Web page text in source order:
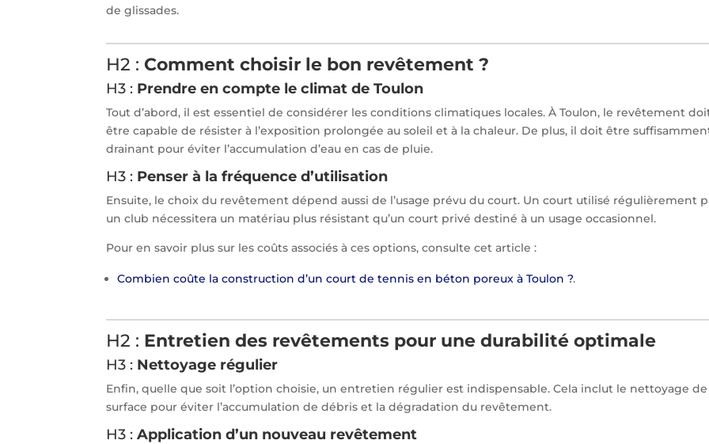
de glissades.
H2 :Comment choisir le bon revêtement ?
H3 : Prendre en compte le climat de Toulon
Tout d’abord, il est essentiel de considérer les conditions climatiques locales. À Toulon, le revêtement
être capable de résister à l’exposition prolongée au soleil et à la chaleur. De plus, il doit être
drainant pour éviter l’accumulation d’eau en cas de pluie.
H3 : Penser à la fréquence d’utilisation
Ensuite, le choix du revêtement dépend aussi de l’usage prévu du court. Un court utilisé régulièrement
un club nécessitera un matériau plus résistant qu’un court privé destiné à un usage occasionnel.
Pour en savoir plus sur les coûts associés à ces options, consulte cet article :
Combien coûte la construction d’un court de tennis en béton poreux à Toulon ?.
H2 : Entretien des revêtements pour une durabilité optimale
H3 : Nettoyage régulier
Enfin, quelle que soit l’option choisie, un entretien régulier est indispensable. Cela inclut le nettoyage de
surface pour éviter l’accumulation de débris et la dégradation du revêtement.
H3 :Application d’un nouveau revêtement